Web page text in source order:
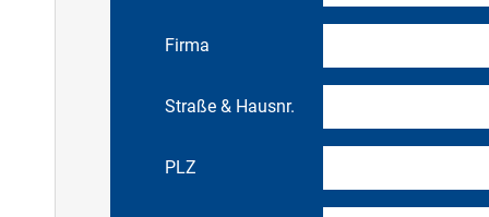
Firma
Straße & Hausnr.
PLZ